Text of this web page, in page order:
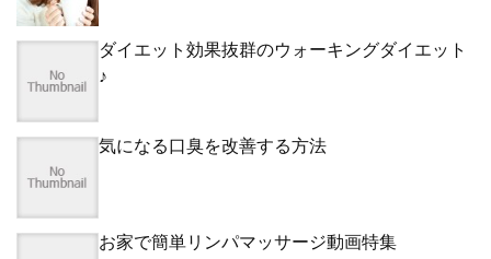
ダイエット効果抜群のウォーキングダイエット
♪
気になる口臭を改善する方法
お家で簡単リンパマッサージ動画特集